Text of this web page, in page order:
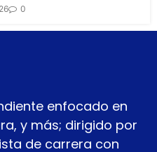
0
enfocado en
y más; dirigido por
de carrera con